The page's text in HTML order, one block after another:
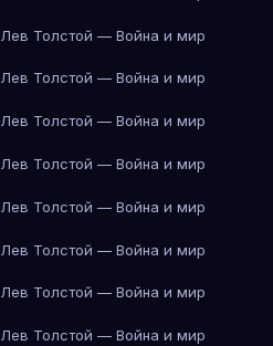
Лев Толстой — Война и мир
Лев Толстой — Война и мир
Лев Толстой — Война и мир
Лев Толстой — Война и мир
Лев Толстой — Война и мир
Лев Толстой — Война и мир
Лев Толстой — Война и мир
Лев Толстой — Война и мир